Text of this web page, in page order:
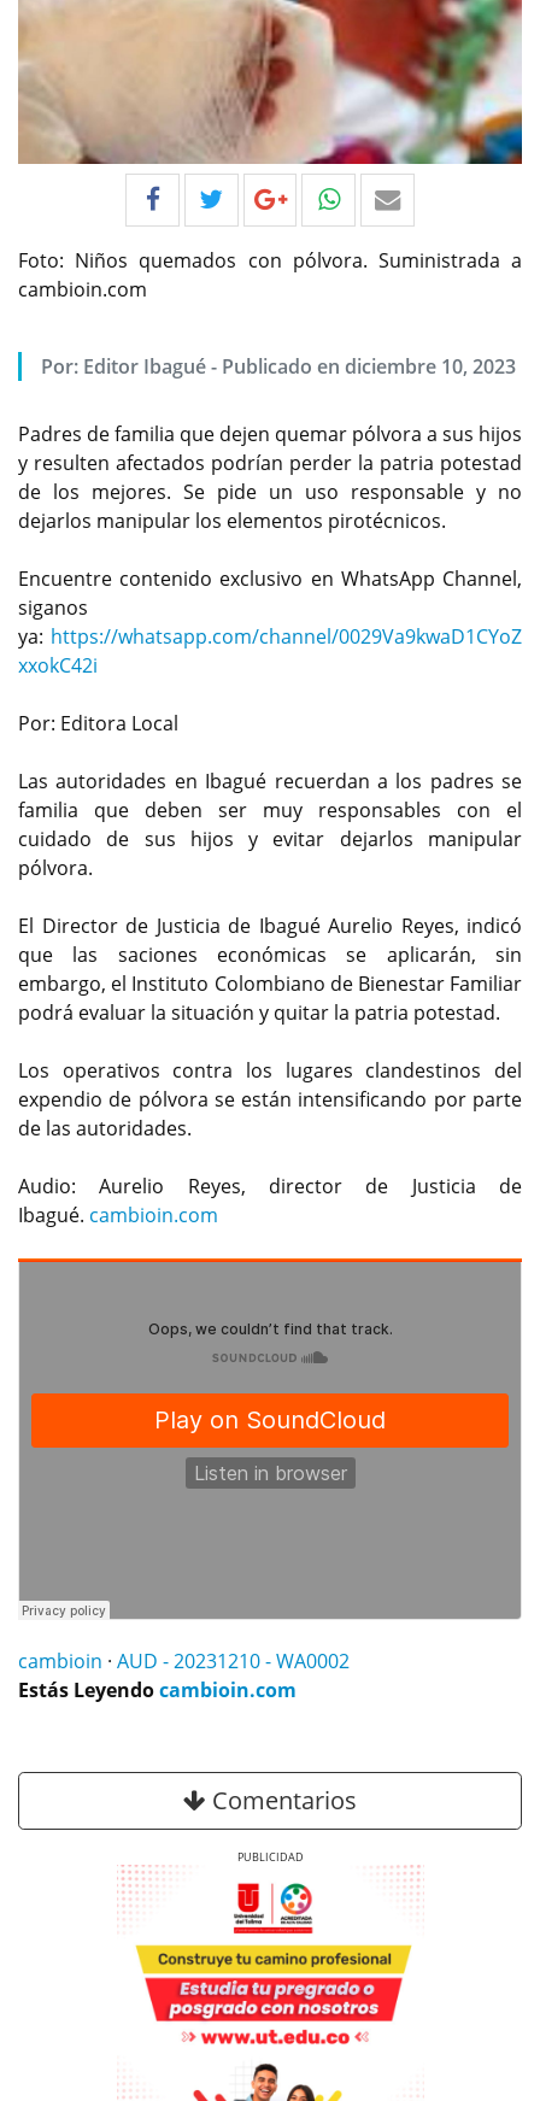
Foto: Niños quemados con pólvora. Suministrada a
cambioin.com
Por: Editor Ibagué- Publicado en diciembre 10, 2023
Padres de familia que dejen quemar pólvora a sus hijos
y resulten afectados podrían perder la patria potestad
de los mejores. Se pide un uso responsable y no
dejarlos manipular los elementos pirotécnicos.
Encuentre contenido exclusivo en WhatsApp Channel,
siganos
ya: https://whatsapp.com/channel/0029Va9kwaD1CYoZ
xxokC42i
Por: Editora Local
Las autoridades en Ibagué recuerdan a los padres se
familia que deben ser muy responsables con el
cuidado de sus hijos y evitar dejarlos manipular
pólvora.
El Director de Justicia de Ibagué Aurelio Reyes, indicó
que las saciones económicas se aplicarán, sin
embargo, el Instituto Colombiano de Bienestar Familiar
podrá evaluar la situación y quitar la patria potestad.
Los operativos contra los lugares clandestinos del
expendio de pólvora se están intensificando por parte
de las autoridades.
Audio: Aurelio Reyes, director de Justicia de
Ibagué. cambioin.com
cambioin · AUD - 20231210 - WA0002
Estás Leyendocambioin.com
Comentarios